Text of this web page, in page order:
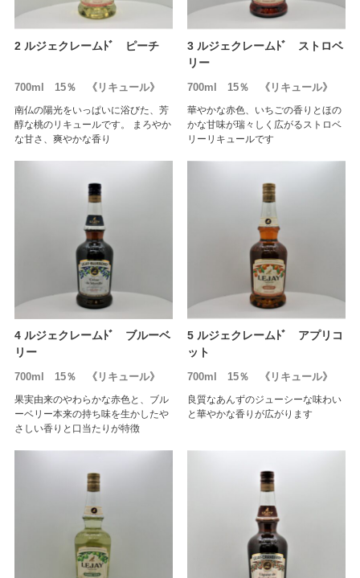
2 ルジェクレームﾄﾞ ピーチ
700ml 15％ 《リキュール》
南仏の陽光をいっぱいに浴びた、芳
醇な桃のリキュールです。 まろやか
な甘さ、爽やかな香り
3 ルジェクレームﾄﾞ ストロベ
リー
700ml 15％ 《リキュール》
華やかな赤色、いちごの香りとほの
かな甘味が瑞々しく広がるストロベ
リーリキュールです
4 ルジェクレームﾄﾞ ブルーベ
リー
700ml 15％ 《リキュール》
果実由来のやわらかな赤色と、ブル
ーベリー本来の持ち味を生かしたや
さしい香りと口当たりが特徴
5 ルジェクレームﾄﾞ アプリコ
ット
700ml 15％ 《リキュール》
良質なあんずのジューシーな味わい
と華やかな香りが広がります